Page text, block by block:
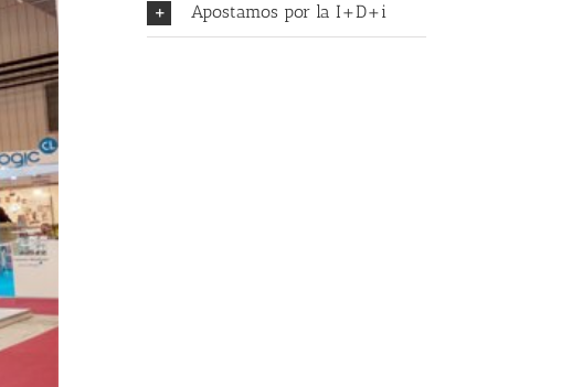
Apostamos por la I+D+i